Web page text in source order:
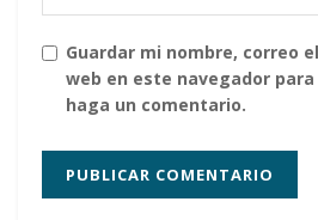
Guardar mi nombre, correo
web en este navegador
haga un comentario.